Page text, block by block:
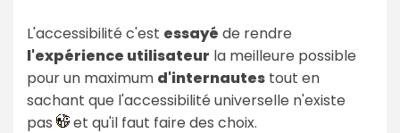
L'accessibilité c'est essayé de rendre
l'expérience utilisateur la meilleure possible
pour un maximum d'internautes tout en
sachant que l'accessibilité universelle n'existe
pas
et qu'il faut faire des choix.